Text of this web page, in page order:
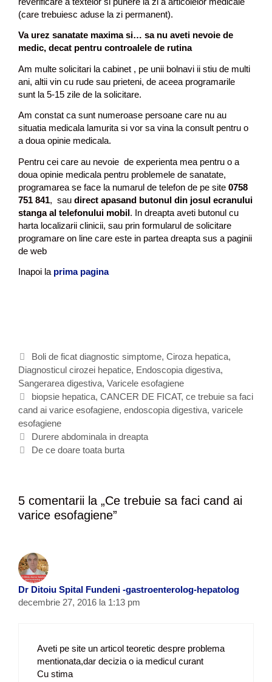
(care trebuiesc aduse la zi permanent).
Va urez sanatate maxima si… sa nu aveti nevoie de
medic, decat pentru controalele de rutina
Am multe solicitari la cabinet , pe unii bolnavi ii stiu de multi
ani, altii vin cu rude sau prieteni, de aceea programarile
sunt la 5-15 zile de la solicitare.
Am constat ca sunt numeroase persoane care nu au
situatia medicala lamurita si vor sa vina la consult pentru o
a doua opinie medicala.
Pentru cei care au nevoie de experienta mea pentru o a
doua opinie medicala pentru problemele de sanatate,
programarea se face la numarul de telefon de pe site 0758
751 841, sau direct apasand butonul din josul ecranului
stanga al telefonului mobil. In dreapta aveti butonul cu
harta localizarii clinicii, sau prin formularul de solicitare
programare on line care este in partea dreapta sus a paginii
de web
Inapoi la prima pagina
C
a
t
e
g
o
r
i
Boli de ficat diagnostic simptome, Ciroza hepatica,
Diagnosticul cirozei hepatice, Endoscopia digestiva,
Sangerarea digestiva, Varicele esofagiene
E
t
i
c
h
biopsie hepatica, CANCER DE FICAT, ce trebuie sa faci
cand ai varice esofagiene, endoscopia digestiva, varicele
esofagiene
N
a
a
r
r
t
c
Durere abdominala in dreapta
De ce doare toata burta
5 comentarii la „Ce trebuie sa faci cand ai
varice esofagiene”
Dr Ditoiu Spital Fundeni -gastroenterolog-hepatolog
decembrie 27, 2016 la 1:13 pm
Aveti pe site un articol teoretic despre problema
mentionata,dar decizia o ia medicul curant
Cu stima